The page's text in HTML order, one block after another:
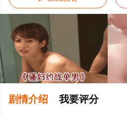
剧情介绍 我要评分